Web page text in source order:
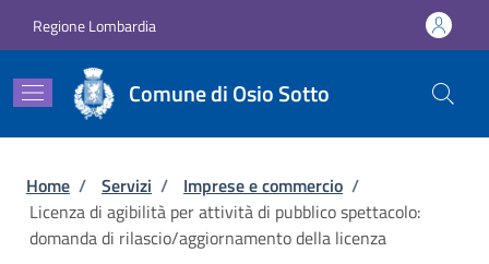
Regione Lombardia
Comune di Osio Sotto
Briciole di pane
Home / Servizi / Imprese e commercio /
Licenza di agibilità per attività di pubblico spettacolo:
domanda di rilascio/aggiornamento della licenza